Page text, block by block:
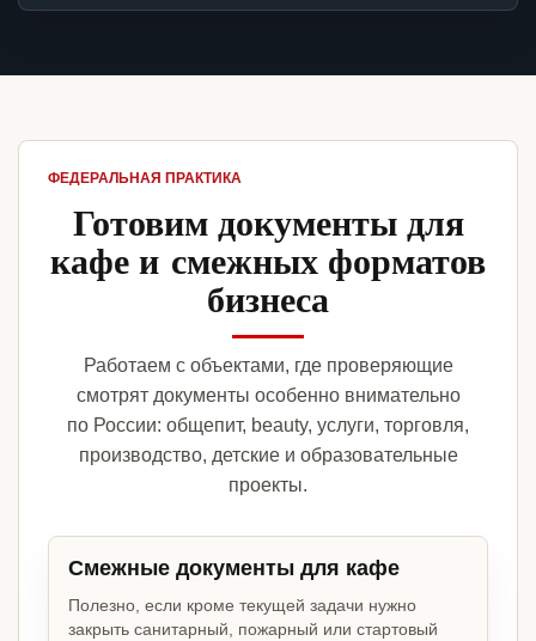
ФЕДЕРАЛЬНАЯ ПРАКТИКА
Готовим документы для
кафе и смежных форматов
бизнеса
Работаем с объектами, где проверяющие
смотрят документы особенно внимательно
по России: общепит, beauty, услуги, торговля,
производство, детские и образовательные
проекты.
Смежные документы для кафе
Полезно, если кроме текущей задачи нужно
закрыть санитарный, пожарный или стартовый